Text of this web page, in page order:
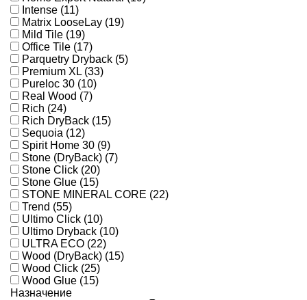
Intense (11)
Matrix LooseLay (19)
Mild Tile (19)
Office Tile (17)
Parquetry Dryback (5)
Premium XL (33)
Pureloc 30 (10)
Real Wood (7)
Rich (24)
Rich DryBack (15)
Sequoia (12)
Spirit Home 30 (9)
Stone (DryBack) (7)
Stone Click (20)
Stone Glue (15)
STONE MINERAL CORE (22)
Trend (55)
Ultimo Click (10)
Ultimo Dryback (10)
ULTRA ECO (22)
Wood (DryBack) (15)
Wood Click (25)
Wood Glue (15)
Назначение